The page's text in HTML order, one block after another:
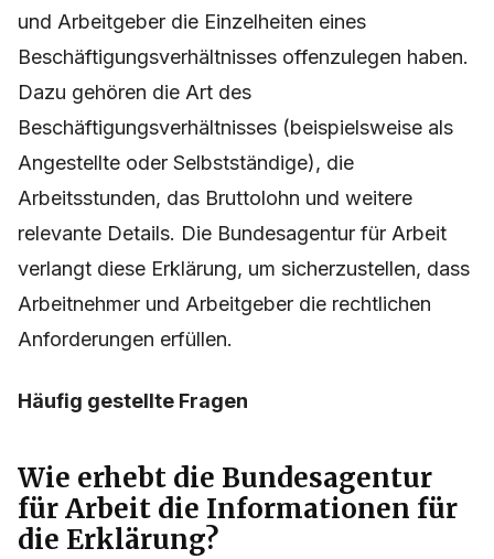
und Arbeitgeber die Einzelheiten eines
Beschäftigungsverhältnisses offenzulegen haben.
Dazu gehören die Art des
Beschäftigungsverhältnisses (beispielsweise als
Angestellte oder Selbstständige), die
Arbeitsstunden, das Bruttolohn und weitere
relevante Details. Die Bundesagentur für Arbeit
verlangt diese Erklärung, um sicherzustellen, dass
Arbeitnehmer und Arbeitgeber die rechtlichen
Anforderungen erfüllen.
Häufig gestellte Fragen
Wie erhebt die Bundesagentur
für Arbeit die Informationen für
die Erklärung?